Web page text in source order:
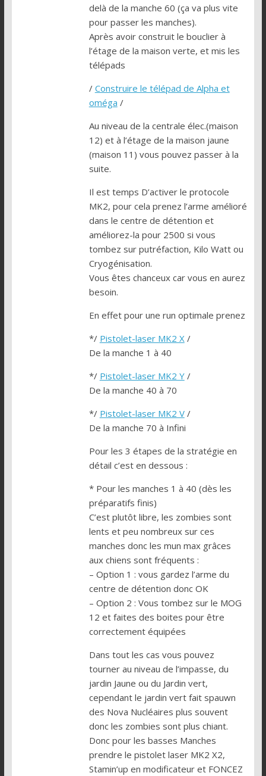
delà de la manche 60 (ça va plus vite
pour passer les manches).
Après avoir construit le bouclier à
l’étage de la maison verte, et mis les
télépads
/ Construire le télépad de Alpha et
oméga /
Au niveau de la centrale élec.(maison
12) et à l’étage de la maison jaune
(maison 11) vous pouvez passer à la
suite.
Il est temps D’activer le protocole
MK2, pour cela prenez l’arme amélioré
dans le centre de détention et
améliorez-la pour 2500 si vous
tombez sur putréfaction, Kilo Watt ou
Cryogénisation.
Vous êtes chanceux car vous en aurez
besoin.
En effet pour une run optimale prenez
*/ Pistolet-laser MK2 X /
De la manche 1 à 40
*/ Pistolet-laser MK2 Y/
De la manche 40 à 70
*/ Pistolet-laser MK2 V/
De la manche 70 à Infini
Pour les 3 étapes de la stratégie en
détail c’est en dessous :
* Pour les manches 1 à 40 (dès les
préparatifs finis)
C’est plutôt libre, les zombies sont
lents et peu nombreux sur ces
manches donc les mun max grâces
aux chiens sont fréquents :
– Option 1 : vous gardez l’arme du
centre de détention donc OK
– Option 2 : Vous tombez sur le MOG
12 et faites des boites pour être
correctement équipées
Dans tout les cas vous pouvez
tourner au niveau de l’impasse, du
jardin Jaune ou du Jardin vert,
cependant le jardin vert fait spauwn
des Nova Nucléaires plus souvent
donc les zombies sont plus chiant.
Donc pour les basses Manches
prendre le pistolet laser MK2 X2,
Stamin’up en modificateur et FONCEZ